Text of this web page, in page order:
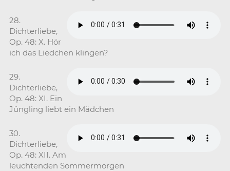
28.
Dichterliebe,
Op. 48: X. Hör
ich das Liedchen klingen?
29.
Dichterliebe,
Op. 48: XI. Ein
Jüngling liebt ein Mädchen
30.
Dichterliebe,
Op. 48: XII. Am
leuchtenden Sommermorgen